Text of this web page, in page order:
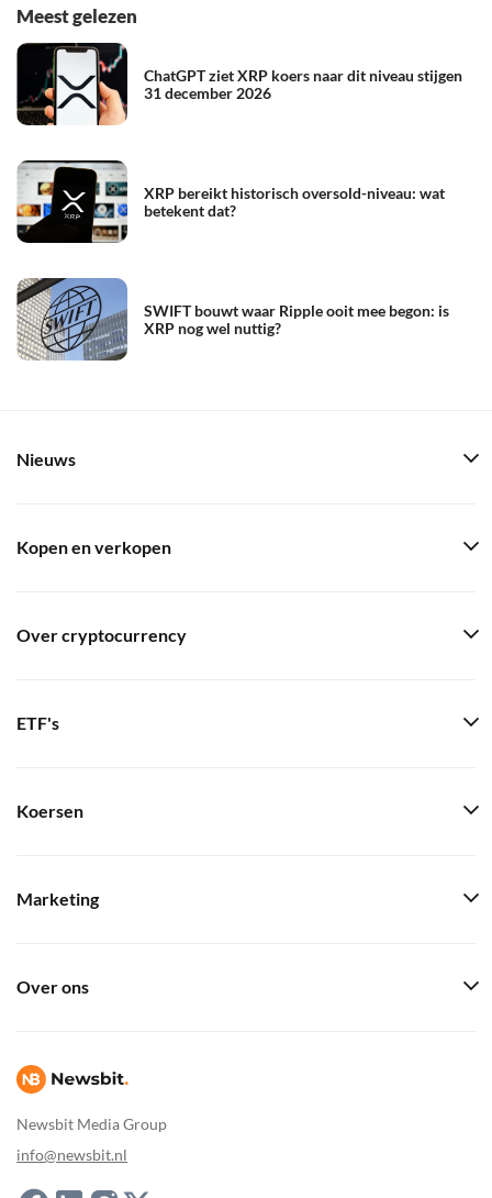
Meest gelezen
ChatGPT ziet XRP koers naar dit niveau stijgen
31 december 2026
XRP bereikt historisch oversold-niveau: wat
betekent dat?
SWIFT bouwt waar Ripple ooit mee begon: is
XRP nog wel nuttig?
Newsbit Media Group
info@newsbit.nl
Nieuws
Kopen en verkopen
Over cryptocurrency
ETF's
Koersen
Marketing
Over ons